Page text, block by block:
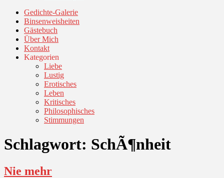
Gedichte-Galerie
Binsenweisheiten
Gästebuch
Über Mich
Kontakt
Kategorien
Liebe
Lustig
Erotisches
Leben
Kritisches
Philosophisches
Stimmungen
Schlagwort: SchÃ¶nheit
Nie mehr